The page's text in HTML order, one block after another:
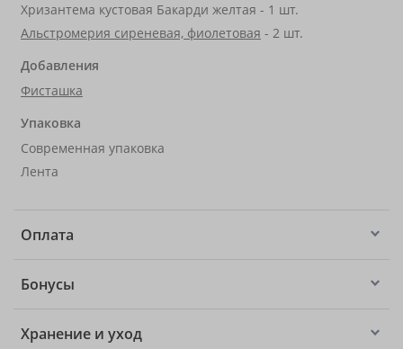
Хризантема кустовая Бакарди желтая - 1 шт.
Альстромерия сиреневая, фиолетовая - 2 шт.
Добавления
Фисташка
Упаковка
Современная упаковка
Лента
Оплата
Бонусы
Хранение и уход